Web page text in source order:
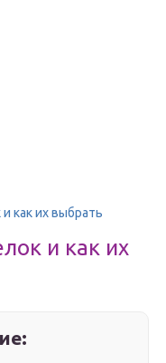
как их выбрать
и как их